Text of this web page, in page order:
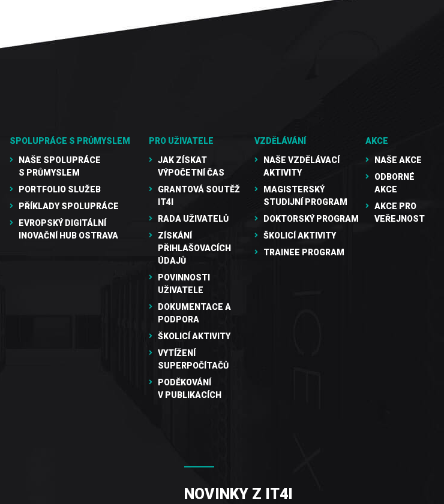
SPOLUPRÁCE S PRŮMYSLEM
NAŠE SPOLUPRÁCE
S PRŮMYSLEM
PORTFOLIO SLUŽEB
PŘÍKLADY SPOLUPRÁCE
EVROPSKÝ DIGITÁLNÍ
INOVAČNÍ HUB OSTRAVA
PRO UŽIVATELE
JAK ZÍSKAT
VÝPOČETNÍ ČAS
GRANTOVÁ SOUTĚŽ
IT4I
RADA UŽIVATELŮ
ZÍSKÁNÍ
PŘIHLAŠOVACÍCH
ÚDAJŮ
POVINNOSTI
UŽIVATELE
DOKUMENTACE A
PODPORA
ŠKOLICÍ AKTIVITY
VYTÍŽENÍ
SUPERPOČÍTAČŮ
PODĚKOVÁNÍ
V PUBLIKACÍCH
VZDĚLÁVÁNÍ
NAŠE VZDĚLÁVACÍ
AKTIVITY
MAGISTERSKÝ
STUDIJNÍ PROGRAM
DOKTORSKÝ PROGRAM
ŠKOLICÍ AKTIVITY
TRAINEE PROGRAM
AKCE
NAŠE AKCE
ODBORNÉ
AKCE
AKCE PRO
VEŘEJNOST
NOVINKY Z IT4I